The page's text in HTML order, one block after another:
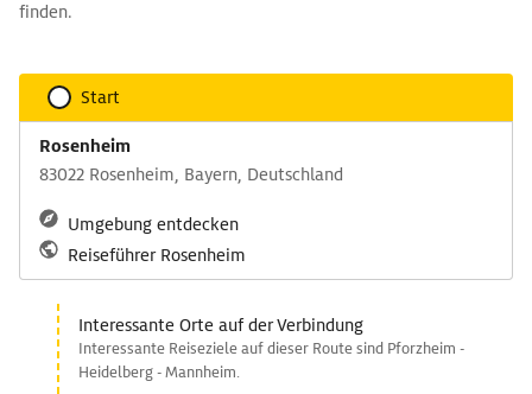
finden.
Start
Rosenheim
83022 Rosenheim, Bayern, Deutschland
Umgebung entdecken
Reiseführer Rosenheim
Interessante Orte auf der Verbindung
Interessante Reiseziele auf dieser Route sind Pforzheim -
Heidelberg - Mannheim.